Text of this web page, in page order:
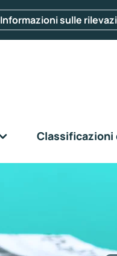
Informazioni sulle
Classificazioni